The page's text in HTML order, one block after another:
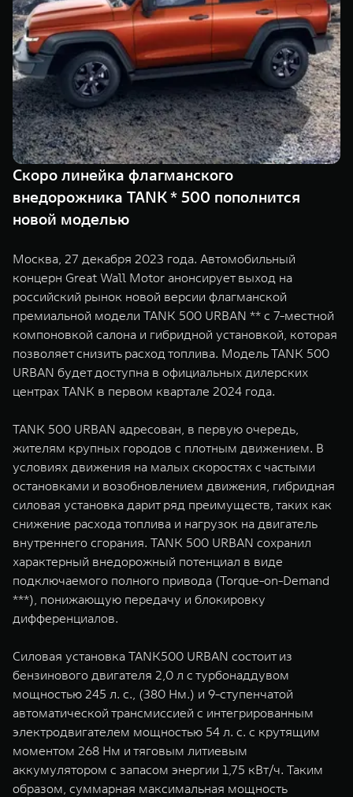
TANK 500
Веди за собой
от 6 499 000 ₽
TANK 700
от 10 199
WEY 07
Расширяя границы комфорта
от 6 149 000 ₽
WEY 05
WEY 80
Масштаб возможностей
от 6 449 000 ₽
WEY 80
TANK Финансы
Корпоративным клиентам
TANK ФИНАНСЫ
TANK Кредит
TANK Лизинг
TANK Страхование
Сервис
Специальные предложения
Моторные масла
ЦИФРОВЫЕ СЕРВИСЫ TANK
Цифровые сервисы TANK
Подписки
Скоро линейка флагманского
внедорожника TANK * 500 пополнится
новой моделью
Москва, 27 декабря 2023 года. Автомобильный
концерн Great Wall Motor анонсирует выход на
российский рынок новой версии флагманской
премиальной модели TANK 500 URBAN ** с 7-местной
компоновкой салона и гибридной установкой, которая
позволяет снизить расход топлива. Модель TANK 500
URBAN будет доступна в официальных дилерских
центрах TANK в первом квартале 2024 года.
TANK 500 URBAN адресован, в первую очередь,
жителям крупных городов с плотным движением. В
условиях движения на малых скоростях с частыми
остановками и возобновлением движения, гибридная
силовая установка дарит ряд преимуществ, таких как
снижение расхода топлива и нагрузок на двигатель
внутреннего сгорания. TANK 500 URBAN сохранил
характерный внедорожный потенциал в виде
подключаемого полного привода (Torque-on-Demand
***), понижающую передачу и блокировку
дифференциалов.
Силовая установка TANK500 URBAN состоит из
бензинового двигателя 2,0 л с турбонаддувом
мощностью 245 л. с., (380 Нм.) и 9-ступенчатой
автоматической трансмиссией с интегрированным
электродвигателем мощностью 54 л. с. с крутящим
моментом 268 Нм и тяговым литиевым
аккумулятором с запасом энергии 1,75 кВт/ч. Таким
образом, суммарная максимальная мощность